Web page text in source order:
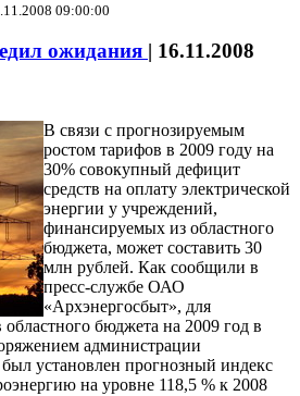
09:00:00
ожидания | 16.11.2008
В связи с прогнозируемым
ростом тарифов в 2009 году на
30% совокупный дефицит
средств на оплату электрической
энергии у учреждений,
финансируемых из областного
бюджета, может составить 30
млн рублей. Как сообщили в
пресс-службе ОАО
«Архэнергосбыт», для
бюджета на 2009 год в
администрации
установлен прогнозный индекс
на уровне 118,5 % к 2008